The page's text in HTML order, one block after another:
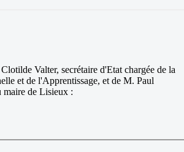
Valter, secrétaire d'Etat chargée de la
et de l'Apprentissage, et de M. Paul
maire de Lisieux :